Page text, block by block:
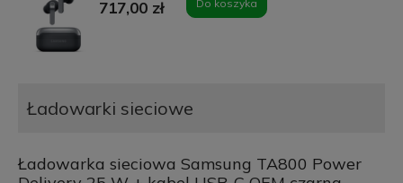
717,00 zł Do koszyka
Ładowarki sieciowe
Ładowarka sieciowa Samsung TA800 Power